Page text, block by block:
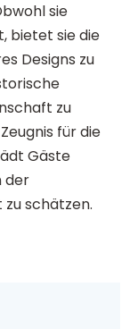
sie
bietet sie die
Designs zu
zu
für die
Gäste
der
schätzen.